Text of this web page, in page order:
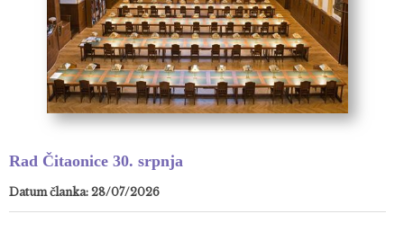
Rad Čitaonice 30. srpnja
Datum članka: 28/07/2026